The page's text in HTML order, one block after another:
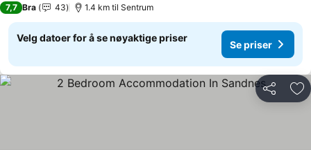
7,7 Bra 43 1.4 km til Sentrum
Velg datoer for å se nøyaktige priser
Se priser
Del